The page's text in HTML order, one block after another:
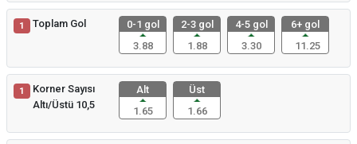
1 Toplam Gol
0-1 gol
3.88
2-3 gol
1.88
4-5 gol
3.30
6+ gol
11.25
1
Korner Sayısı
Altı/Üstü 10,5
Alt
1.65
Üst
1.66